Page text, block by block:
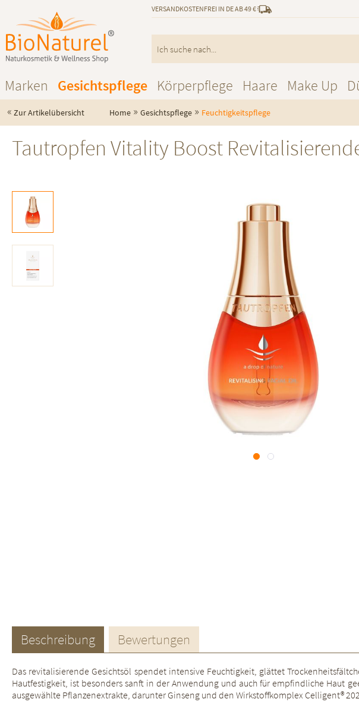
VERSANDKOSTENFREI IN DE AB 49 €
Marken Gesichtspflege Körperpflege Haare Make Up
« Zur Artikelübersicht Home » Gesichtspflege » Feuchtigkeitspflege
Tautropfen Vitality Boost
Beschreibung Bewertungen
Das revitalisierende Gesichtsöl spendet intensive Feuchtigkeit, glättet
Hautfestigkeit, ist besonders sanft in der Anwendung und auch für empfindliche Haut
ausgewählte Pflanzenextrakte, darunter Ginseng und den Wirkstoffkomplex Celligent®